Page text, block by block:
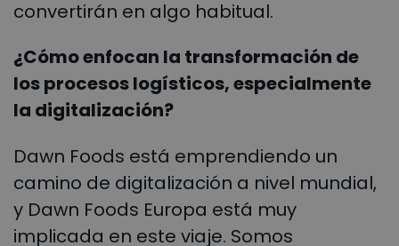
convertirán en algo habitual.
¿Cómo enfocan la transformación de
los procesos logísticos, especialmente
la digitalización?
Dawn Foods está emprendiendo un
camino de digitalización a nivel mundial,
y Dawn Foods Europa está muy
implicada en este viaje. Somos